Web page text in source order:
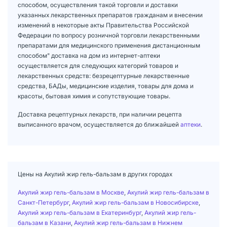
способом, осуществления такой торговли и доставки
указанных лекарственных препаратов гражданам и внесении
изменений в некоторые акты Правительства Российской
Федерации по вопросу розничной торговли лекарственными
препаратами для медицинского применения дистанционным
способом" доставка на дом из интернет-аптеки
осуществляется для следующих категорий товаров и
лекарственных средств: безрецептурные лекарственные
средства, БАДы, медицинские изделия, товары для дома и
красоты, бытовая химия и сопутствующие товары.
Доставка рецептурных лекарств, при наличии рецепта
выписанного врачом, осуществляется до ближайшей аптеки.
Цены на Акулий жир гель-бальзам в других городах
Акулий жир гель-бальзам в Москве Акулий жир гель-бальзам в
Санкт-Петербург, Акулий жир гель-бальзам в Новосибирске
Акулий жир гель-бальзам в Екатеринбург, Акулий жир гель-
бальзам в Казани Акулий жир гель-бальзам в Нижнем